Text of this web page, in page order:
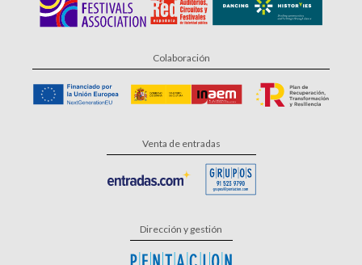
Colaboración
Venta de entradas
Dirección y gestión